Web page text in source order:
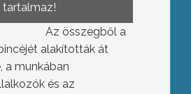
Az összegből a
alakították át
a munkában
és az